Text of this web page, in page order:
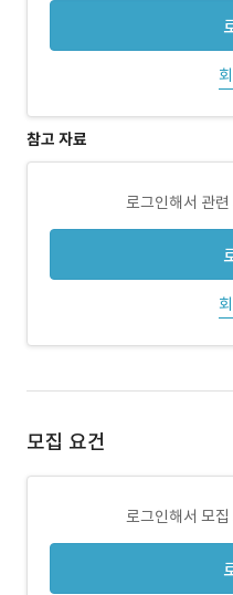
참고 자료
로그인해서 관
모집 요건
로그인해서 모